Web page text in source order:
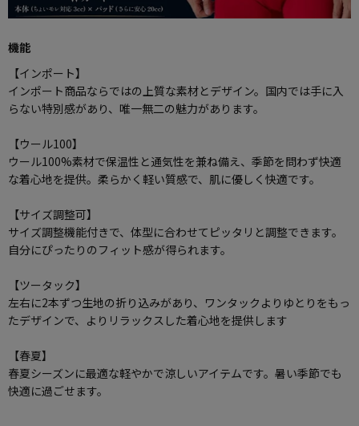
機能
【インポート】
インポート商品ならではの上質な素材とデザイン。国内では手に入
らない特別感があり、唯一無二の魅力があります。
【ウール100】
ウール100%素材で保温性と通気性を兼ね備え、季節を問わず快適
な着心地を提供。柔らかく軽い質感で、肌に優しく快適です。
【サイズ調整可】
サイズ調整機能付きで、体型に合わせてピッタリと調整できます。
自分にぴったりのフィット感が得られます。
【ツータック】
左右に2本ずつ生地の折り込みがあり、ワンタックよりゆとりをもっ
たデザインで、よりリラックスした着心地を提供します
【春夏】
春夏シーズンに最適な軽やかで涼しいアイテムです。暑い季節でも
快適に過ごせます。